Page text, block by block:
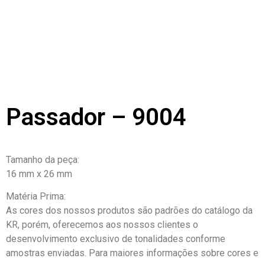
Passador – 9004
Tamanho da peça:
16 mm x 26 mm
Matéria Prima:
As cores dos nossos produtos são padrões do catálogo da
KR, porém, oferecemos aos nossos clientes o
desenvolvimento exclusivo de tonalidades conforme
amostras enviadas. Para maiores informações sobre cores e